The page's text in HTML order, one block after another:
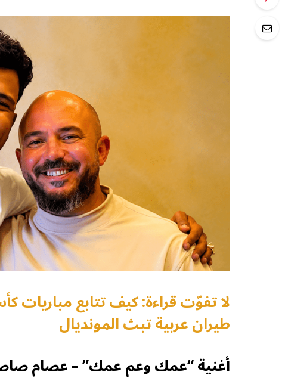
لا تفوّت قراءة: كيف تتابع مباريات
طيران عربية تبث المونديال
أغنية “عمك وعم عمك” – عصام